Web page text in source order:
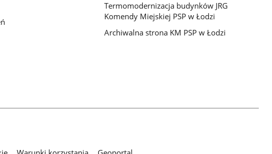
Termomodernizacja budynków JRG
Komendy Miejskiej PSP w Łodzi
Archiwalna strona KM PSP w Łodzi